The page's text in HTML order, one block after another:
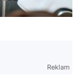
Reklam